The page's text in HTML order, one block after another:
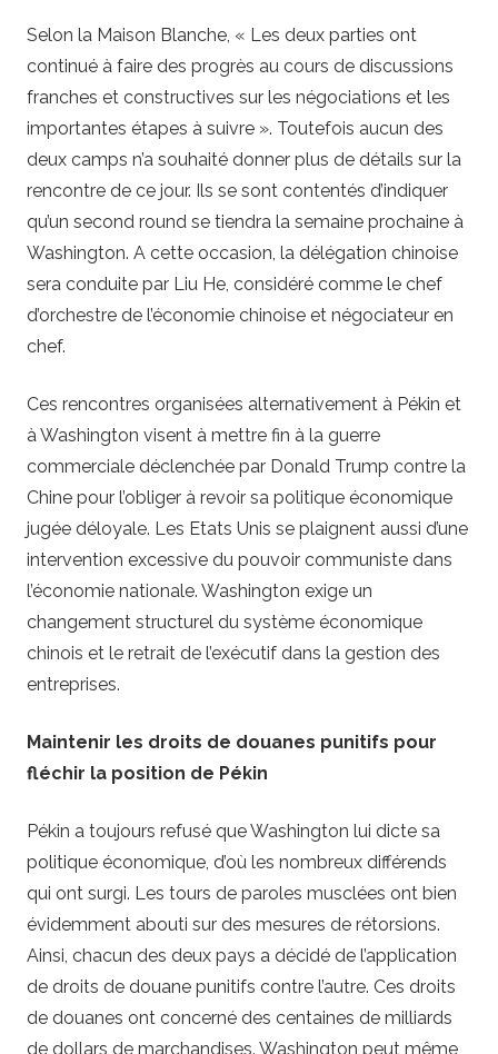
Selon la Maison Blanche, « Les deux parties ont
continué à faire des progrès au cours de discussions
franches et constructives sur les négociations et les
importantes étapes à suivre ». Toutefois aucun des
deux camps n’a souhaité donner plus de détails sur la
rencontre de ce jour. Ils se sont contentés d’indiquer
qu’un second round se tiendra la semaine prochaine à
Washington. A cette occasion, la délégation chinoise
sera conduite par Liu He, considéré comme le chef
d’orchestre de l’économie chinoise et négociateur en
chef.
Ces rencontres organisées alternativement à Pékin et
à Washington visent à mettre fin à la guerre
commerciale déclenchée par Donald Trump contre la
Chine pour l’obliger à revoir sa politique économique
jugée déloyale. Les Etats Unis se plaignent aussi d’une
intervention excessive du pouvoir communiste dans
l’économie nationale. Washington exige un
changement structurel du système économique
chinois et le retrait de l’exécutif dans la gestion des
entreprises.
Maintenir les droits de douanes punitifs pour
fléchir la position de Pékin
Pékin a toujours refusé que Washington lui dicte sa
politique économique, d’où les nombreux différends
qui ont surgi. Les tours de paroles musclées ont bien
évidemment abouti sur des mesures de rétorsions.
Ainsi, chacun des deux pays a décidé de l’application
de droits de douane punitifs contre l’autre. Ces droits
de douanes ont concerné des centaines de milliards
de dollars de marchandises. Washington peut même